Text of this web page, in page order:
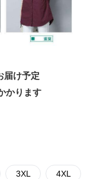
届け予定
かります
3XL 4XL